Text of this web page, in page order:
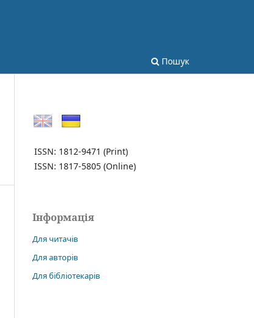
Пошук
ISSN: 1812-9471 (Print)
ISSN: 1817-5805 (Online)
Інформація
Для читачів
Для авторів
Для бібліотекарів